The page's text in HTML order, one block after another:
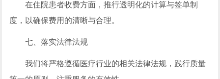
在住院患者收费方面，推行透明化的计算与签单制
度，以确保费用的清晰与合理。
七、落实法律法规
我们将严格遵循医疗行业的相关法律法规，践行质量